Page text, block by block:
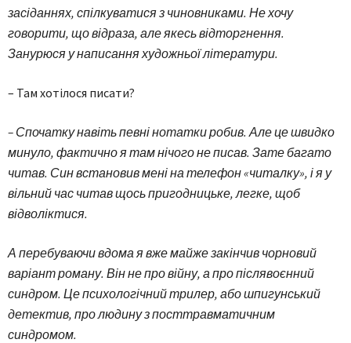
засіданнях, спілкуватися з чиновниками. Не хочу
говорити, що відраза, але якесь відторгнення.
Занурюся у написання художньої літератури.
– Там хотілося писати?
– Спочатку навіть певні нотатки робив. Але це швидко
минуло, фактично я там нічого не писав. Зате багато
читав. Син встановив мені на телефон «читалку», і я у
вільний час читав щось пригодницьке, легке, щоб
відволіктися.
А перебуваючи вдома я вже майже закінчив чорновий
варіант роману. Він не про війну, а про післявоєнний
синдром. Це психологічний трилер, або шпигунський
детектив, про людину з посттравматичним
синдромом.